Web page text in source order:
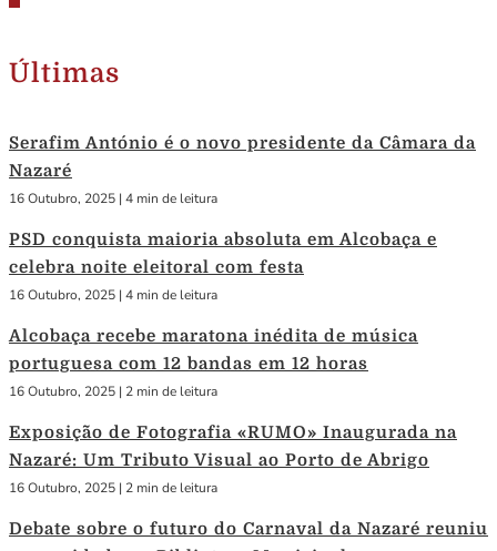
Últimas
Serafim António é o novo presidente da Câmara da
Nazaré
16 Outubro, 2025 | 4 min de leitura
PSD conquista maioria absoluta em Alcobaça e
celebra noite eleitoral com festa
16 Outubro, 2025 | 4 min de leitura
Alcobaça recebe maratona inédita de música
portuguesa com 12 bandas em 12 horas
16 Outubro, 2025 | 2 min de leitura
Exposição de Fotografia «RUMO» Inaugurada na
Nazaré: Um Tributo Visual ao Porto de Abrigo
16 Outubro, 2025 | 2 min de leitura
Debate sobre o futuro do Carnaval da Nazaré reuniu